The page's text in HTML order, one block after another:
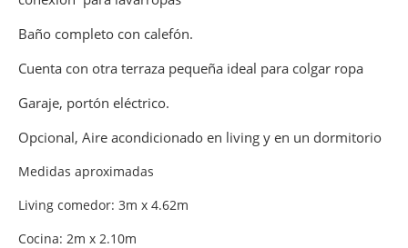
Baño completo con calefón.
Cuenta con otra terraza pequeña ideal para colgar ropa
Garaje, portón eléctrico.
Opcional, Aire acondicionado en living y en un dormitorio
Medidas aproximadas
Living comedor: 3m x 4.62m
Cocina: 2m x 2.10m